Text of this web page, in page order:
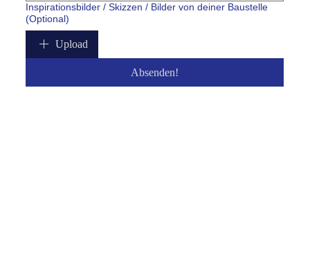
Inspirationsbilder / Skizzen / Bilder von deiner Baustelle
(Optional)
Upload
Absenden!